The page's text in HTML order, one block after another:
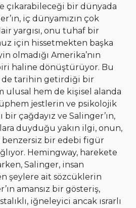
çıkarabileceği bir dünyada
iç dünyamızın çok
yargısı, onu tuhaf bir
için hissetmekten başka
olmadığı Amerika’nın
biri haline dönüştürüyor. Bu
tarihin getirdiği bir
hem de kişisel alanda
jestlerin ve psikolojik
bir çağdayız ve Salinger’ın,
duyduğu yakın ilgi, onun,
benzersiz bir edebi figür
Hemingway, harekete
Salinger, insan
şeylere ait sözcüklerin
amansız bir gösteriş,
iğneleyici ancak ısrarlı